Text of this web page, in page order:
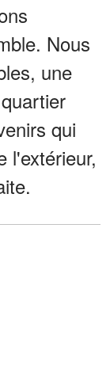
Nous
une
qui
l'extérieur,